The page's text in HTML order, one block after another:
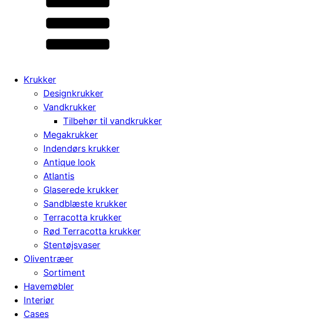
Krukker
Designkrukker
Vandkrukker
Tilbehør til vandkrukker
Megakrukker
Indendørs krukker
Antique look
Atlantis
Glaserede krukker
Sandblæste krukker
Terracotta krukker
Rød Terracotta krukker
Stentøjsvaser
Oliventræer
Sortiment
Havemøbler
Interiør
Cases